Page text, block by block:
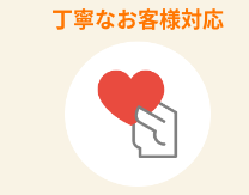
丁寧なお客様対応